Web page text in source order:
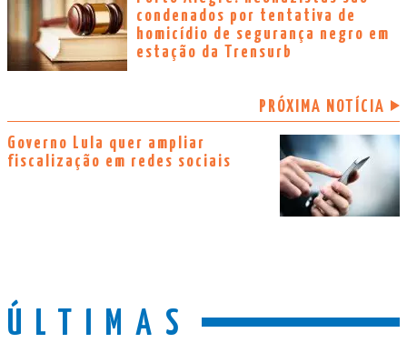
condenados por tentativa de
homicídio de segurança negro em
estação da Trensurb
PRÓXIMA NOTÍCIA
Governo Lula quer ampliar
fiscalização em redes sociais
ÚLTIMAS